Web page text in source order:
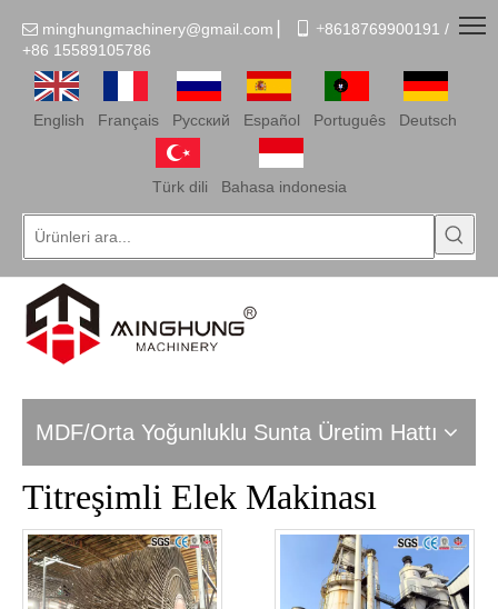
 minghungmachinery@gmail.com  +8618769900191 /
+86 15589105786
English Français Pусский Español Português Deutsch
Türk dili Bahasa indonesia
MDF/Orta Yoğunluklu Sunta Üretim Hattı
Titreşimli Elek Makinası